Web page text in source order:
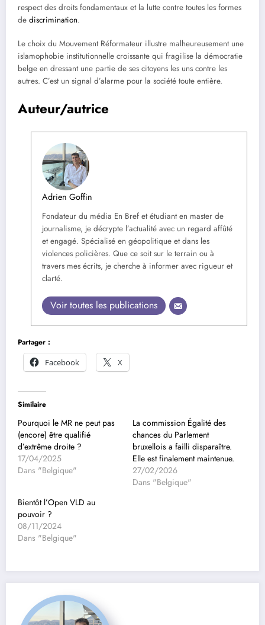
respect des droits fondamentaux et la lutte contre toutes les formes
de discrimination.
Le choix du Mouvement Réformateur illustre malheureusement une
islamophobie institutionnelle croissante qui fragilise la démocratie
belge en dressant une partie de ses citoyens les uns contre les
autres. C’est un signal d’alarme pour la société toute entière.
Auteur/autrice
Adrien Goffin
Fondateur du média En Bref et étudiant en master de
journalisme, je décrypte l’actualité avec un regard affûté
et engagé. Spécialisé en géopolitique et dans les
violences policières. Que ce soit sur le terrain ou à
travers mes écrits, je cherche à informer avec rigueur et
clarté.
Voir toutes les publications
Partager :
Facebook
X
Similaire
Pourquoi le MR ne peut pas
(encore) être qualifié
d’extrême droite ?
17/04/2025
Dans "Belgique"
La commission Égalité des
chances du Parlement
bruxellois a failli disparaître.
Elle est finalement maintenue.
27/02/2026
Dans "Belgique"
Bientôt l’Open VLD au
pouvoir ?
08/11/2024
Dans "Belgique"